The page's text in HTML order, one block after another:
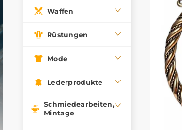
Waffen
Rüstungen
Mode
Lederprodukte
Schmiedearbeiten,
Mintage